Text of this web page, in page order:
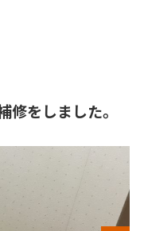
をしました。